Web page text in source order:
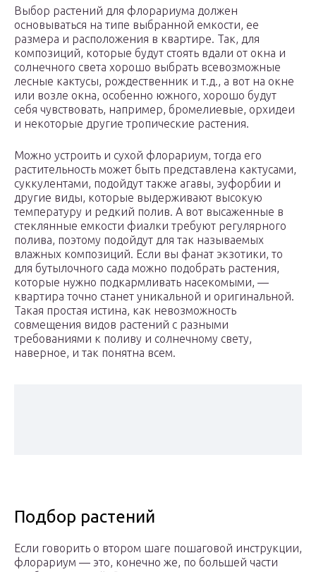
Выбор растений для флорариума должен
основываться на типе выбранной емкости, ее
размера и расположения в квартире. Так, для
композиций, которые будут стоять вдали от окна и
солнечного света хорошо выбрать всевозможные
лесные кактусы, рождественник и т.д., а вот на окне
или возле окна, особенно южного, хорошо будут
себя чувствовать, например, бромелиевые, орхидеи
и некоторые другие тропические растения.
Можно устроить и сухой флорариум, тогда его
растительность может быть представлена кактусами,
суккулентами, подойдут также агавы, эуфорбии и
другие виды, которые выдерживают высокую
температуру и редкий полив. А вот высаженные в
стеклянные емкости фиалки требуют регулярного
полива, поэтому подойдут для так называемых
влажных композиций. Если вы фанат экзотики, то
для бутылочного сада можно подобрать растения,
которые нужно подкармливать насекомыми, —
квартира точно станет уникальной и оригинальной.
Такая простая истина, как невозможность
совмещения видов растений с разными
требованиями к поливу и солнечному свету,
наверное, и так понятна всем.
Подбор растений
Если говорить о втором шаге пошаговой инструкции,
флорариум — это, конечно же, по большей части